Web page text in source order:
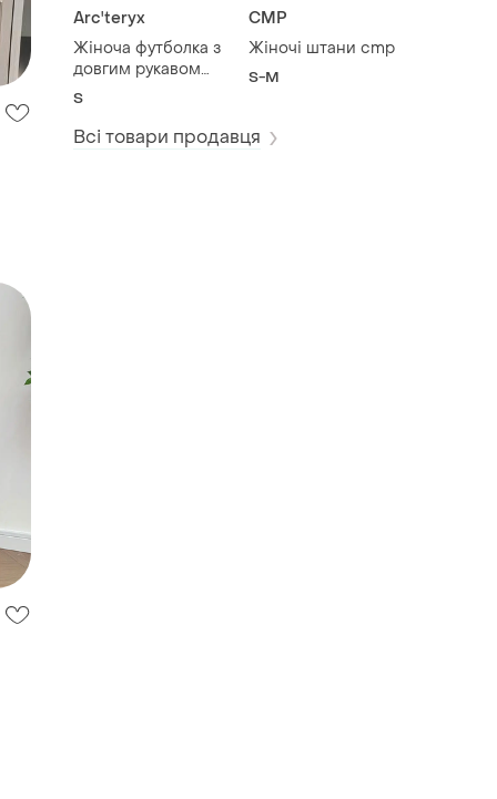
Arc'teryx
Жіноча футболка з
довгим рукавом
arcteryx taema
women's
S
CMP
Жіночі штани cmp
S-M
Всі товари продавця